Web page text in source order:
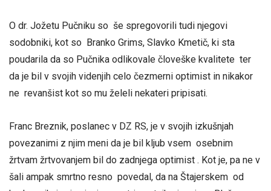
O dr. Jožetu Pučniku so še spregovorili tudi njegovi
sodobniki, kot so Branko Grims, Slavko Kmetič, ki sta
poudarila da so Pučnika odlikovale človeške kvalitete ter
da je bil v svojih videnjih celo čezmerni optimist in nikakor
ne revanšist kot so mu želeli nekateri pripisati.
Franc Breznik, poslanec v DZ RS, je v svojih izkušnjah
povezanimi z njim meni da je bil kljub vsem osebnim
žrtvam žrtvovanjem bil do zadnjega optimist . Kot je, pa ne v
šali ampak smrtno resno povedal, da na Štajerskem od